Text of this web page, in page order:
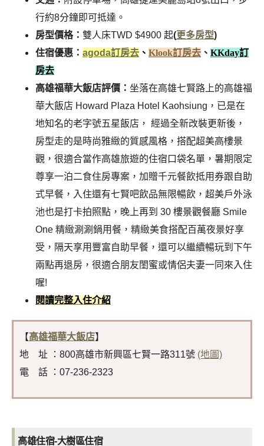
行約8分鐘即可抵達。
房型價格： 雙人床TWD $4900 起(更多房型)
住宿優惠： agoda訂房去 、 Klook訂房去 、 KKday訂
房去
高雄福華大飯店評價： 坐落在高雄七賢路上的高雄福
華大飯店 Howard Plaza Hotel Kaohsiung，已是在
地知名的老字號五星飯店， 經過全新改裝更新後，
房型走的是時尚雅緻的質感風格，搭配超美高樓景
觀，很適合當作高雄旅遊的住宿口袋名單，暑期限定
尊享一泊二食住房專案，加贈千元餐飲抵用券跟自助
式早餐，入住還有七賢吧飲品無限暢飲，超美戶外泳
池也是打卡拍照點，晚上再到 30 樓景觀餐廳 Smile
One 精緻涮涮鍋用餐，精緻美食搭配百萬夜景好享
受，隔天享用豐富自助早餐，還可以繼續暢玩到下午
兩點再退房，很適合朋友閨蜜或情侶夫妻一同來入住
喔!
閱讀完整入住介紹
【高雄福華大飯店】
地 址 ：800高雄市新興區七賢一路311號 (地圖)
電 話 ：07-236-2323
高雄住宿-大樹區住宿